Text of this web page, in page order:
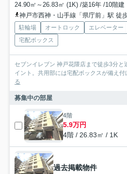
24.90㎡～26.83㎡ (1K) /築16年 /10階建
神戸市西神・山手線「県庁前」駅 徒
駐輪場 オートロック エレベーター
宅配ボックス
セブンイレブン 神戸花隈店まで徒歩3分と
イント。共用部には宅配ボックスが備え
る
募集中の部屋
4階
5.9万円
4階 / 26.83㎡ / 1K
過去掲載物件